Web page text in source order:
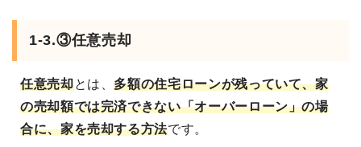
1-3.③任意売却
任意売却とは、多額の住宅ローンが残っていて、家
の売却額では完済できない「オーバーローン」の場
合に、家を売却する方法です。